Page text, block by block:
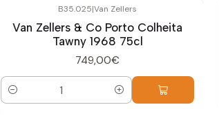
B35.025|Van Zellers
Van Zellers & Co Porto Colheita
Tawny 1968 75cl
749,00€
Quantidade